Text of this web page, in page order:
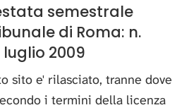
semestrale
di Roma: n.
luglio 2009
sito e' rilasciato, tranne dove
i termini della licenza